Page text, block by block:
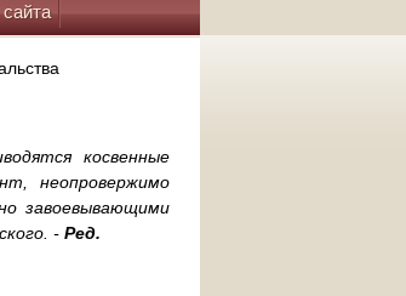
косвенные
неопровержимо
завоевывающими
- Ред.